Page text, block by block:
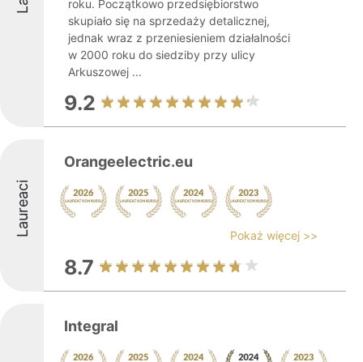
roku. Początkowo przedsiębiorstwo
skupiało się na sprzedaży detalicznej,
jednak wraz z przeniesieniem działalności
w 2000 roku do siedziby przy ulicy
Arkuszowej ...
9.2
Laureaci
Orangeelectric.eu
Pokaż więcej >>
8.7
Integral